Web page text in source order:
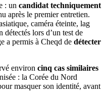
: un candidat techniquement
après le premier entretien.
caméra éteinte, lag
lors d’un test de
a permis à Cheqd de détecter
environ cinq cas similaires
: la Corée du Nord
masquer son identité, avant